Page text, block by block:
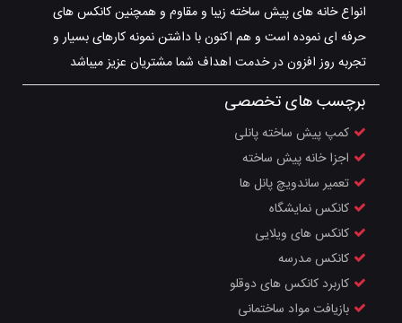
انواع خانه های پیش ساخته زیبا و مقاوم و همچنین کانکس های
حرفه ای نموده است و هم اکنون با داشتن نمونه کارهای بسیار و
تجربه روز افزون در خدمت اهداف شما مشتریان عزیز میباشد
برچسب های تخصصی
کمپ پیش ساخته پانلی
اجزا خانه پیش ساخته
تعمیر ساندویچ پانل ها
کانکس نمایشگاه
کانکس های ویلایی
کانکس مدرسه
کاربرد کانکس های دوقلو
بازیافت مواد ساختمانی